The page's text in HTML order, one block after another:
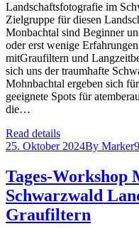
Landschaftsfotografie im
Zielgruppe für diesen
Monbachtal sind Beginner
oder erst wenige
mitGraufiltern und
sich uns der traumhafte
Mohnbachtal ergeben sich
geeignete Spots für
die…
Read details
25. Oktober 2024By
Tages-Workshop
Schwarzwald
Graufiltern